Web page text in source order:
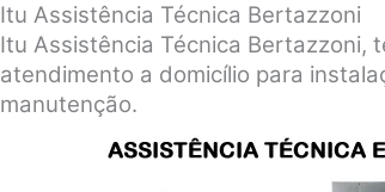
Itu Assistência Técnica Bertazzoni
Itu Assistência Técnica Bertazzoni,
atendimento a domicílio para
manutenção.